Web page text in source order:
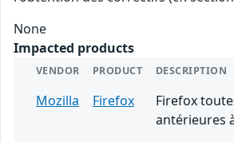
None
Impacted products
VENDOR PRODUCT DESCRIPTION
Mozilla Firefox
Firefox
antérieures